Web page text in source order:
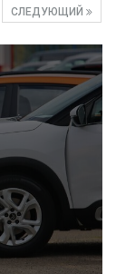
СЛЕДУЮЩИЙ